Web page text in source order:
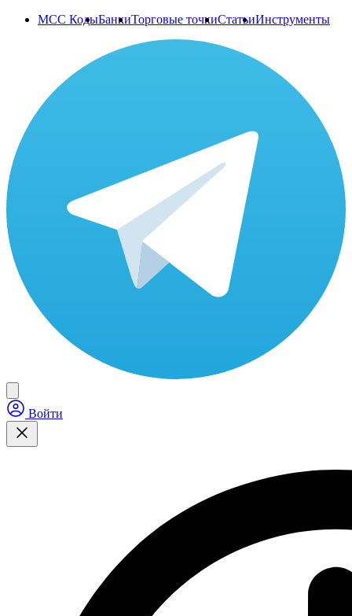
MCC КодыБанкиТорговые точкиСтатьиИнструменты
Войти